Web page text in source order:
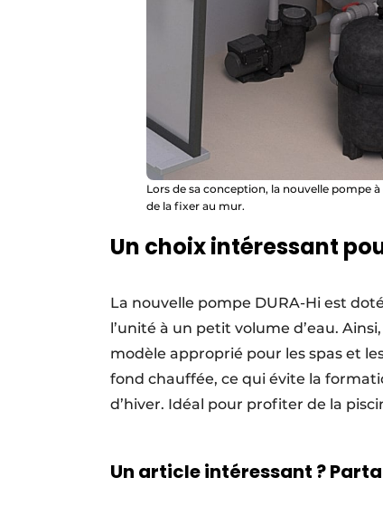
Lors de sa conception, la nouvelle pompe
de la fixer au mur.
Un choix intéressant
La nouvelle pompe DURA-Hi est
l’unité à un petit volume d’eau.
modèle approprié pour les spas et
fond chauffée, ce qui évite la
d’hiver. Idéal pour profiter de la
Un article intéressant ?